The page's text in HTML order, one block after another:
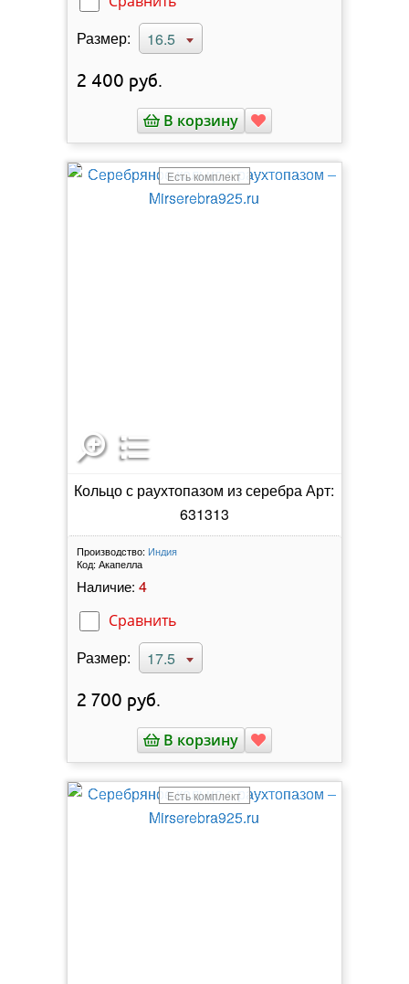
Размер: 16.5
2 400 руб.
В корзину
Есть комплект
Кольцо с раухтопазом из серебра Арт:
631313
Производство: Индия
Код: Акапелла
Наличие: 4
Сравнить
Размер: 17.5
2 700 руб.
В корзину
Есть комплект